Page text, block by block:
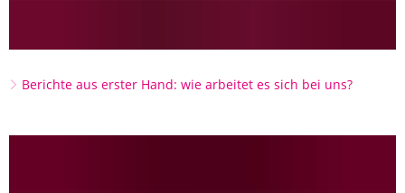
Berichte aus erster Hand: wie arbeitet es sich bei uns?